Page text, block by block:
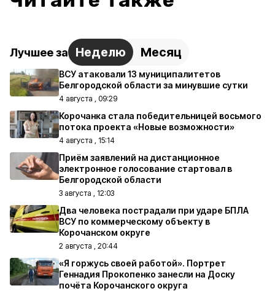
Лучшее за Неделю Месяц
ВСУ атаковали 13 муниципалитетов
Белгородской области за минувшие сутки
4 августа , 09:29
Корочанка стала победительницей восьмого
потока проекта «Новые возможности»
4 августа , 15:14
Приём заявлений на дистанционное
электронное голосование стартовал в
Белгородской области
3 августа , 12:03
Два человека пострадали при ударе БПЛА
ВСУ по коммерческому объекту в
Корочанском округе
2 августа , 20:44
«Я горжусь своей работой». Портрет
Геннадия Прокопенко занесли на Доску
почёта Корочанского округа